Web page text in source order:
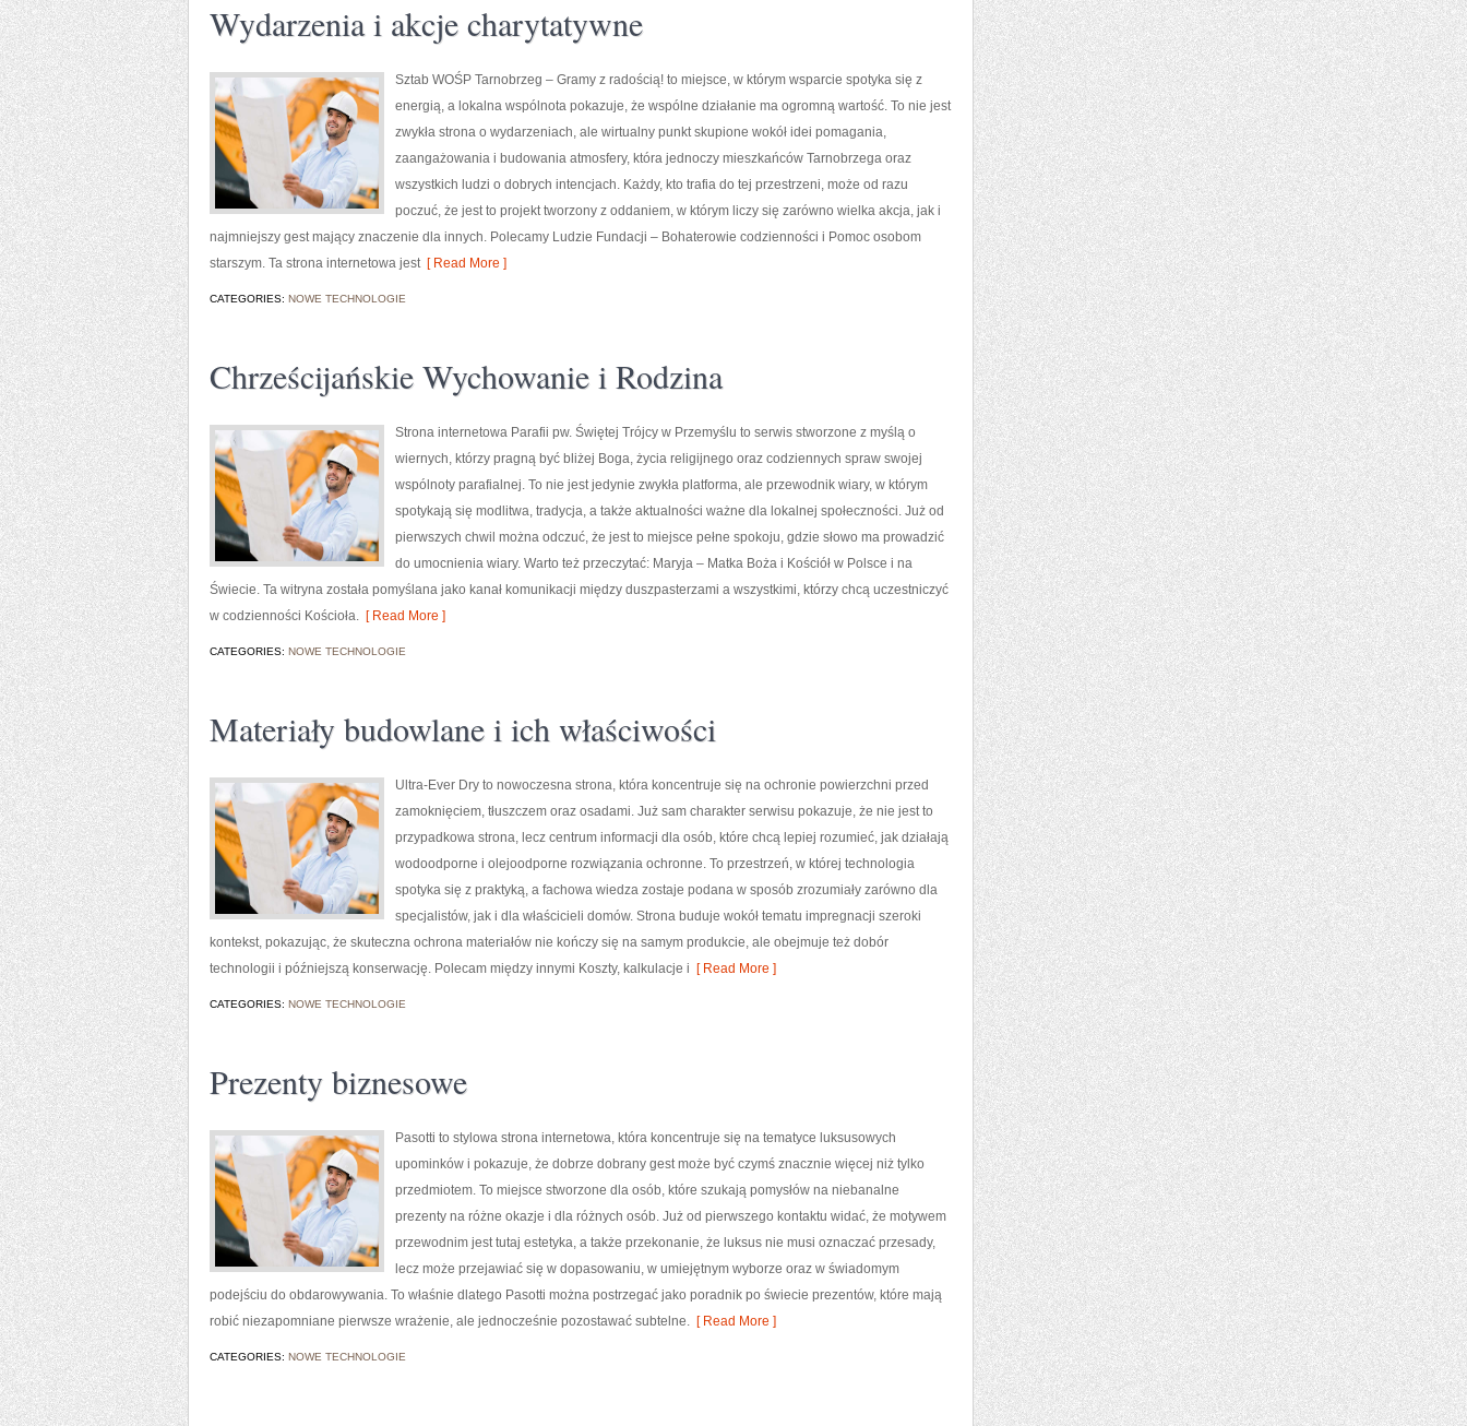
Wydarzenia i akcje charytatywne
Sztab WOŚP Tarnobrzeg – Gramy z radością! to miejsce, w którym wsparcie spotyka się z
energią, a lokalna wspólnota pokazuje, że wspólne działanie ma ogromną wartość. To nie jest
zwykła strona o wydarzeniach, ale wirtualny punkt skupione wokół idei pomagania,
zaangażowania i budowania atmosfery, która jednoczy mieszkańców Tarnobrzega oraz
wszystkich ludzi o dobrych intencjach. Każdy, kto trafia do tej przestrzeni, może od razu
poczuć, że jest to projekt tworzony z oddaniem, w którym liczy się zarówno wielka akcja, jak i
najmniejszy gest mający znaczenie dla innych. Polecamy Ludzie Fundacji – Bohaterowie codzienności i Pomoc osobom
starszym. Ta strona internetowa jest[ Read More ]
CATEGORIES: NOWE TECHNOLOGIE
Chrześcijańskie Wychowanie i Rodzina
Strona internetowa Parafii pw. Świętej Trójcy w Przemyślu to serwis stworzone z myślą o
wiernych, którzy pragną być bliżej Boga, życia religijnego oraz codziennych spraw swojej
wspólnoty parafialnej. To nie jest jedynie zwykła platforma, ale przewodnik wiary, w którym
spotykają się modlitwa, tradycja, a także aktualności ważne dla lokalnej społeczności. Już od
pierwszych chwil można odczuć, że jest to miejsce pełne spokoju, gdzie słowo ma prowadzić
do umocnienia wiary. Warto też przeczytać: Maryja – Matka Boża i Kościół w Polsce i na
Świecie. Ta witryna została pomyślana jako kanał komunikacji między duszpasterzami a wszystkimi, którzy chcą uczestniczyć
w codzienności Kościoła. [ Read More ]
CATEGORIES: NOWE TECHNOLOGIE
Materiały budowlane i ich właściwości
Ultra-Ever Dry to nowoczesna strona, która koncentruje się na ochronie powierzchni przed
zamoknięciem, tłuszczem oraz osadami. Już sam charakter serwisu pokazuje, że nie jest to
przypadkowa strona, lecz centrum informacji dla osób, które chcą lepiej rozumieć, jak działają
wodoodporne i olejoodporne rozwiązania ochronne. To przestrzeń, w której technologia
spotyka się z praktyką, a fachowa wiedza zostaje podana w sposób zrozumiały zarówno dla
specjalistów, jak i dla właścicieli domów. Strona buduje wokół tematu impregnacji szeroki
kontekst, pokazując, że skuteczna ochrona materiałów nie kończy się na samym produkcie, ale obejmuje też dobór
technologii i późniejszą konserwację. Polecam między innymi Koszty, kalkulacje i [ Read More ]
CATEGORIES: NOWE TECHNOLOGIE
Prezenty biznesowe
Pasotti to stylowa strona internetowa, która koncentruje się na tematyce luksusowych
upominków i pokazuje, że dobrze dobrany gest może być czymś znacznie więcej niż tylko
przedmiotem. To miejsce stworzone dla osób, które szukają pomysłów na niebanalne
prezenty na różne okazje i dla różnych osób. Już od pierwszego kontaktu widać, że motywem
przewodnim jest tutaj estetyka, a także przekonanie, że luksus nie musi oznaczać przesady,
lecz może przejawiać się w dopasowaniu, w umiejętnym wyborze oraz w świadomym
podejściu do obdarowywania. To właśnie dlatego Pasotti można postrzegać jako poradnik po świecie prezentów, które mają
robić niezapomniane pierwsze wrażenie, ale jednocześnie pozostawać subtelne. [ Read More ]
CATEGORIES: NOWE TECHNOLOGIE